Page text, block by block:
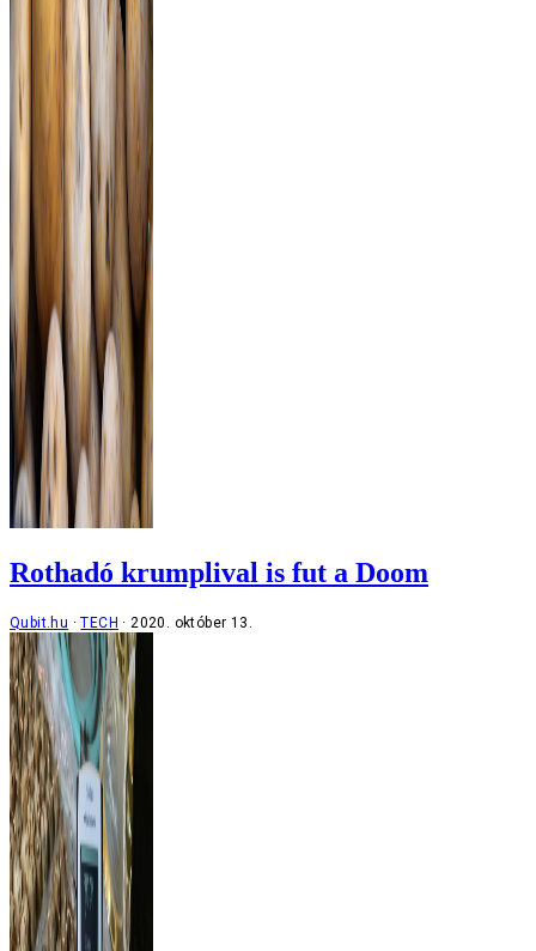
Rothadó krumplival is fut a Doom
Qubit.hu TECH 2020. október 13.